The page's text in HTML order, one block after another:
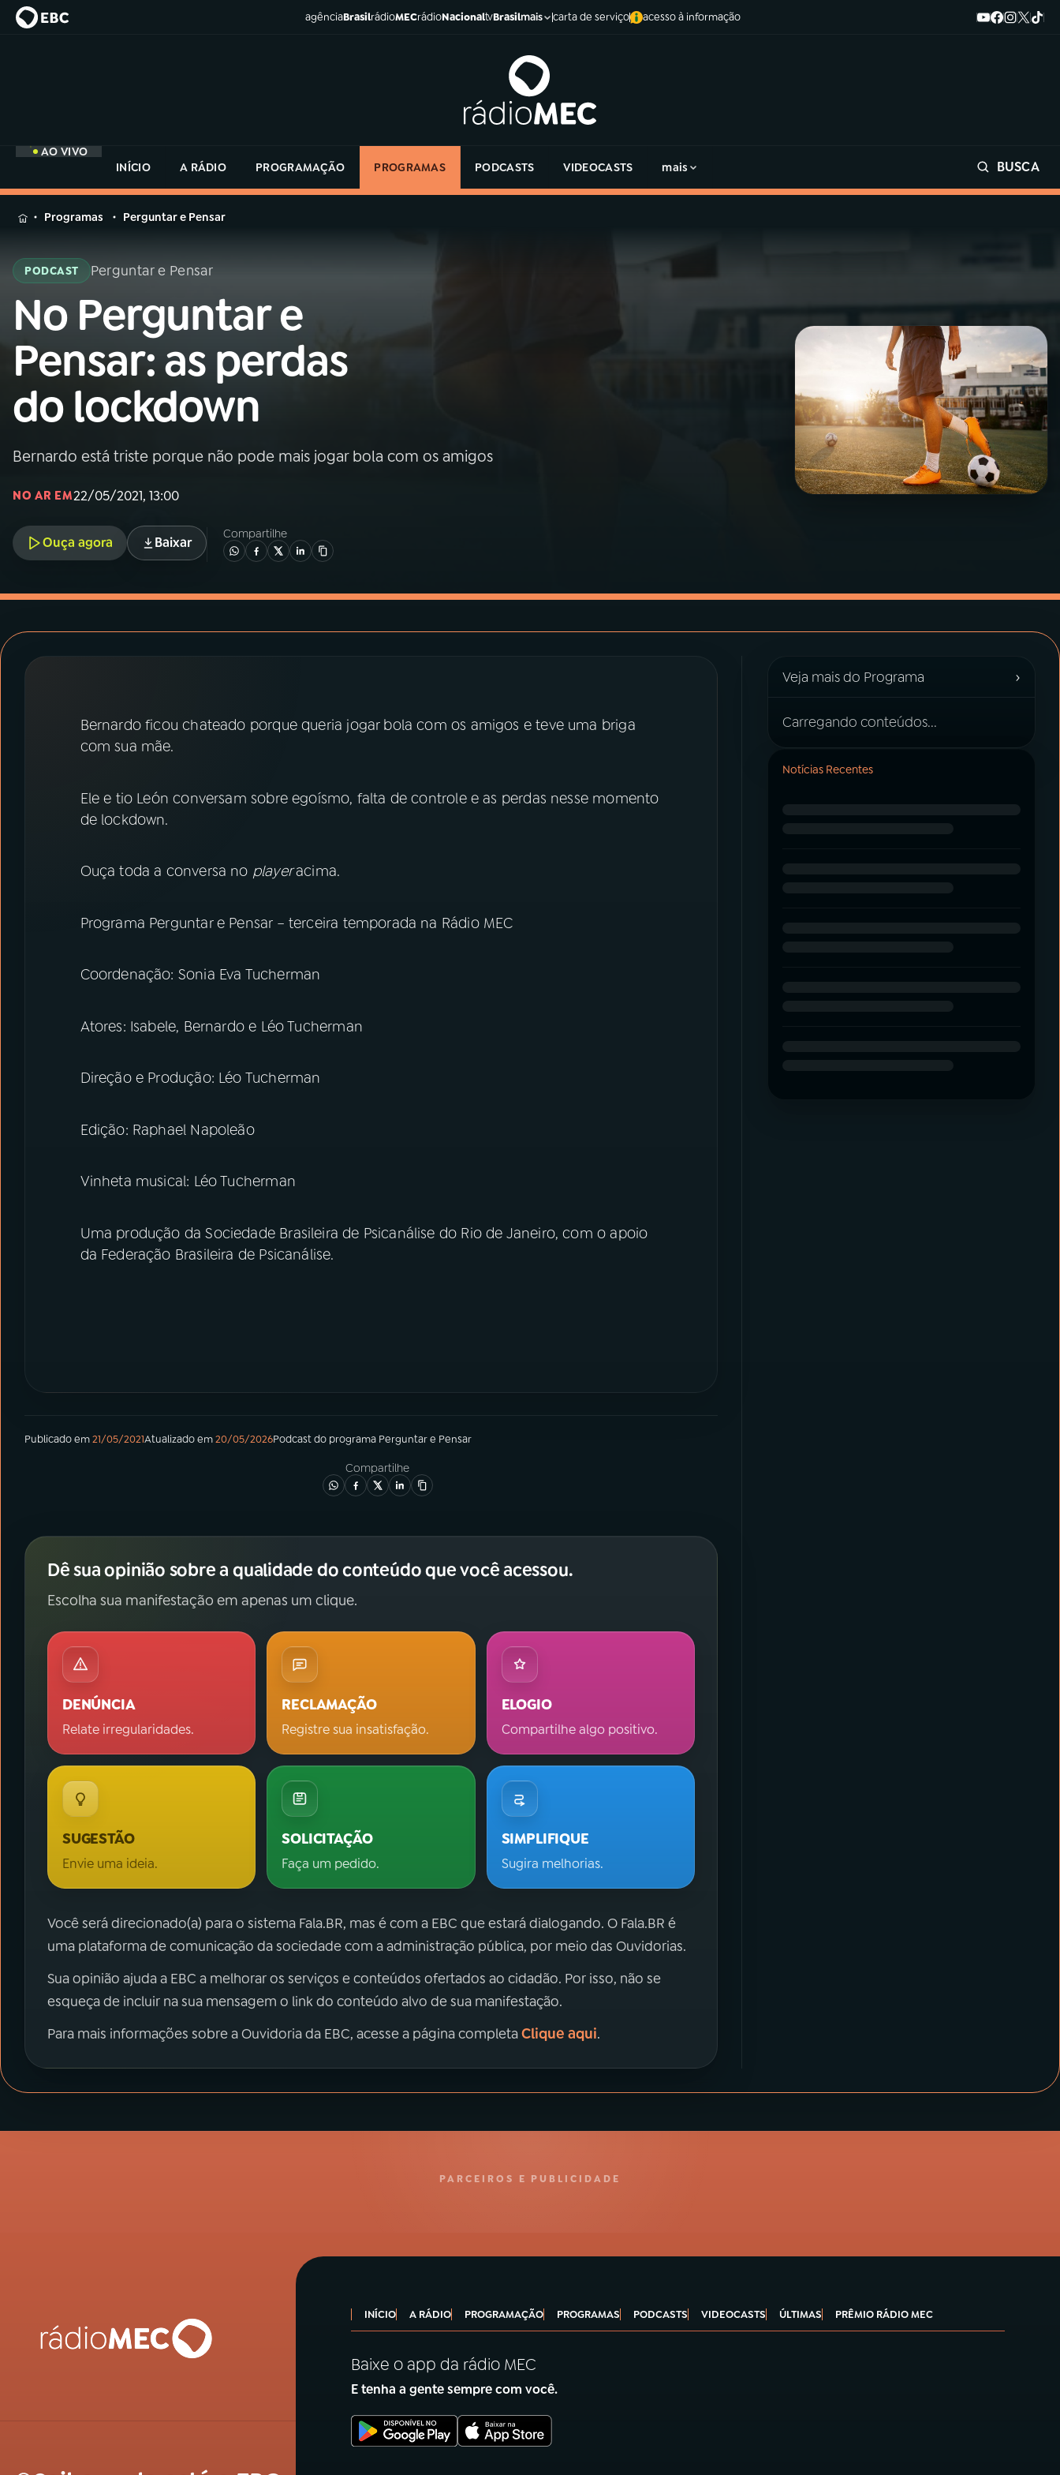
agênciaBrasilrádioMECrádioNacionaltvBrasilmais carta de serviço acesso à informação
AO VIVO
INÍCIO
A RÁDIO PROGRAMAÇÃO PROGRAMAS PODCASTS VIDEOCASTS mais BUSCA
MENU
Buscar
na
Rádio
MEC
01INÍCIO
A RÁDIO
03PROGRAMAÇÃO
PROGRAMAS
ACOMPANHE A RÁDIO MEC
na
Rádio
Programas Perguntar e Pensar
PODCAST Perguntar e Pensar
No Perguntar e
Pensar: as perdas
do lockdown
Bernardo está triste porque não pode mais jogar bola com os amigos
NO AR EM22/05/2021, 13:00
Ouça agora Baixar
Compartilhe
Bernardo ficou chateado porque queria jogar bola com os amigos e teve uma briga
com sua mãe.
Ele e tio León conversam sobre egoísmo, falta de controle e as perdas nesse momento
de lockdown.
Ouça toda a conversa no playeracima.
Programa Perguntar e Pensar – terceira temporada na Rádio MEC
Coordenação: Sonia Eva Tucherman
Atores: Isabele, Bernardo e Léo Tucherman
Direção e Produção: Léo Tucherman
Edição: Raphael Napoleão
Vinheta musical: Léo Tucherman
Uma produção da Sociedade Brasileira de Psicanálise do Rio de Janeiro, com o apoio
da Federação Brasileira de Psicanálise.
Publicado em21/05/2021Atualizado em20/05/2026Podcastdo programa Perguntar e Pensar
Compartilhe
Dê sua opinião sobre a qualidade do conteúdo que você acessou.
Escolha sua manifestação em apenas um clique.
DENÚNCIA
Relate irregularidades.
RECLAMAÇÃO
Registre sua insatisfação.
ELOGIO
Compartilhe algo positivo.
SUGESTÃO
Envie uma ideia.
SOLICITAÇÃO
Faça um pedido.
SIMPLIFIQUE
Sugira melhorias.
Você será direcionado(a) para o sistema Fala.BR, mas é com a EBC que estará dialogando. O Fala.BR é
uma plataforma de comunicação da sociedade com a administração pública, por meio das Ouvidorias.
Sua opinião ajuda a EBC a melhorar os serviços e conteúdos ofertados ao cidadão. Por isso, não se
esqueça de incluir na sua mensagem o link do conteúdo alvo de sua manifestação.
Para mais informações sobre a Ouvidoria da EBC, acesse a página completaClique aqui.
Veja mais do Programa ›
Carregando conteúdos...
Notícias Recentes
PARCEIROS E PUBLICIDADE
INÍCIO A RÁDIO PROGRAMAÇÃO PROGRAMAS PODCASTS VIDEOCASTS ÚLTIMAS PRÊMIO RÁDIO MEC
Baixe o app da rádio MEC
E tenha a gente sempre com você.